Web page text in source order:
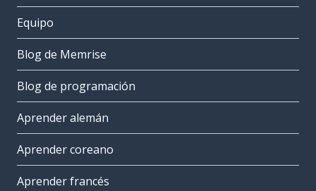
Equipo
Blog de Memrise
Blog de programación
Aprender alemán
Aprender coreano
Aprender francés